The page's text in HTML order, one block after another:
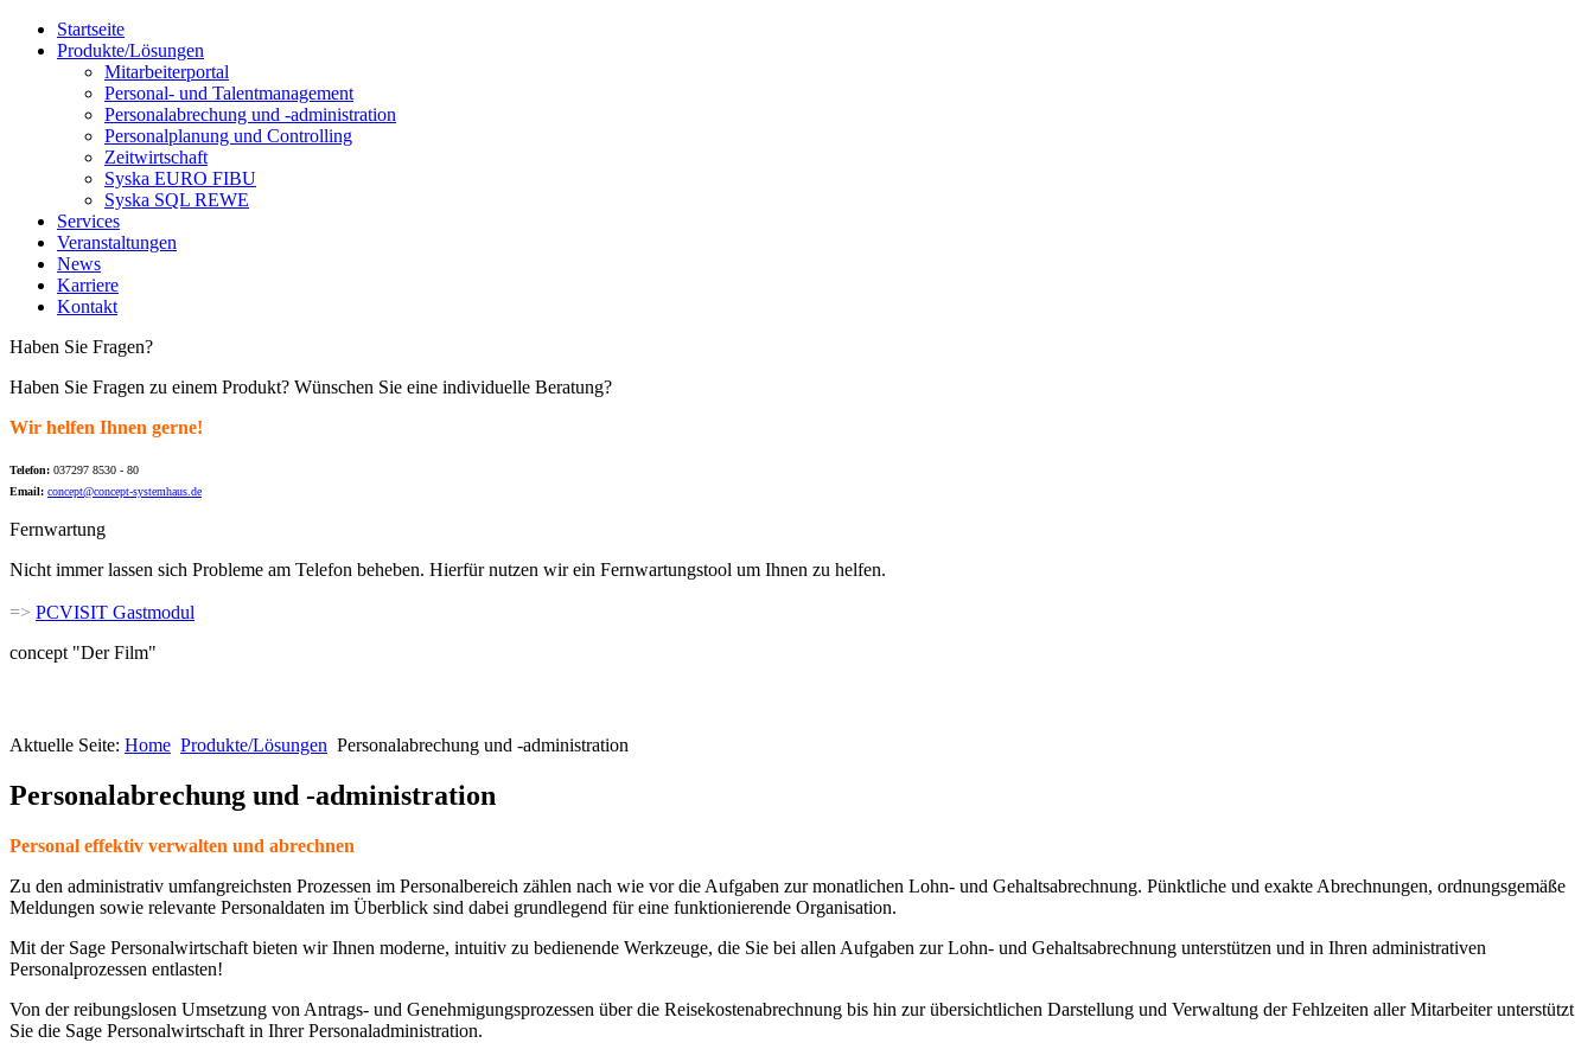
Startseite
Produkte/Lösungen
Mitarbeiterportal
Personal- und Talentmanagement
Personalabrechung und -administration
Personalplanung und Controlling
Zeitwirtschaft
Syska EURO FIBU
Syska SQL REWE
Services
Veranstaltungen
News
Karriere
Kontakt
Haben Sie Fragen?
Haben Sie Fragen zu einem Produkt? Wünschen Sie eine individuelle Beratung?
Wir helfen Ihnen gerne!
Telefon: 037297 8530 - 80
Email: concept@concept-systemhaus.de
Fernwartung
Nicht immer lassen sich Probleme am Telefon beheben. Hierfür nutzen wir ein Fernwartungstool um Ihnen zu helfen.
=> PCVISIT Gastmodul
concept "Der Film"
Aktuelle Seite: Home Produkte/Lösungen Personalabrechung und -administration
Personalabrechung und -administration
Personal effektiv verwalten und abrechnen
Zu den administrativ umfangreichsten Prozessen im Personalbereich zählen nach wie vor die Aufgaben zur monatlichen Lohn- und Gehaltsabrechnung. Pünktliche und exakte Abrechnungen, ordnungsgemäße
Meldungen sowie relevante Personaldaten im Überblick sind dabei grundlegend für eine funktionierende Organisation.
Mit der Sage Personalwirtschaft bieten wir Ihnen moderne, intuitiv zu bedienende Werkzeuge, die Sie bei allen Aufgaben zur Lohn- und Gehaltsabrechnung unterstützen und in Ihren administrativen
Personalprozessen entlasten!
Von der reibungslosen Umsetzung von Antrags- und Genehmigungsprozessen über die Reisekostenabrechnung bis hin zur übersichtlichen Darstellung und Verwaltung der Fehlzeiten aller Mitarbeiter unterstützt
Sie die Sage Personalwirtschaft in Ihrer Personaladministration.